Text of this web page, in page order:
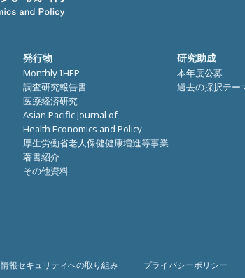
発行物
Monthly IHEP
調査研究報告書
医療経済研究
Asian Pacific Journal of
Health Economics and Policy
厚生労働省老人保健健康増進等事業
著書紹介
その他資料
研究助成
本年度公募
過去の採択テー
情報セキュリティへの取り組み プライバシーポリシー